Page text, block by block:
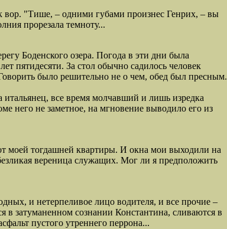
вор. "Тише, – одними губами произнес Генрих, – вы
прорезала темноту...
Боденского озера. Погода в эти дни была
пятидесяти. За стол обычно садилось человек
было решительно не о чем, обед был пресным.
все время молчавший и лишь изредка
него не заметное, на мгновение выводило его из
моей тогдашней квартиры. И окна мои выходили на
вереница служащих. Мог ли я предположить
и нетерпеливое лицо водителя, и все прочие –
в затуманенном сознании Константина, сливаются в
пустого утреннего перрона...